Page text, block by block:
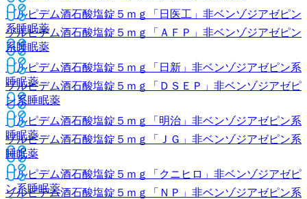
ゾルピデム酒石酸塩錠５ｍｇ「日医工」 非ベンゾジアゼピン
系睡眠薬
ゾルピデム酒石酸塩錠５ｍｇ「日新」 非ベンゾジアゼピン系
睡眠薬
ゾルピデム酒石酸塩錠５ｍｇ「明治」 非ベンゾジアゼピン系
睡眠薬
ゾルピデム酒石酸塩錠５ｍｇ「クニヒロ」 非ベンゾジアゼピ
ン系睡眠薬
ゾルピデム酒石酸塩錠５ｍｇ「ＡＦＰ」 非ベンゾジアゼピン
系睡眠薬
ゾルピデム酒石酸塩錠５ｍｇ「ＤＳＥＰ」 非ベンゾジアゼピ
ン系睡眠薬
ゾルピデム酒石酸塩錠５ｍｇ「ＪＧ」 非ベンゾジアゼピン系
睡眠薬
ゾルピデム酒石酸塩錠５ｍｇ「ＮＰ」 非ベンゾジアゼピン系